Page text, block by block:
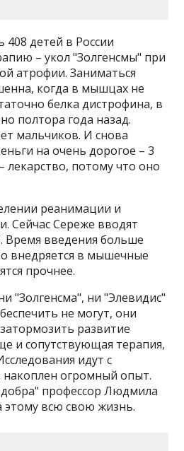
детей в России
– укол "Золгенсмы" при
атрофии. Заниматься
когда в мышцах не
белка дистрофина, в
полтора года назад.
мальчиков. И снова
на очень дорогое – 3
лекарство, потому что оно
реанимации и
Сейчас Сереже вводят
Время введения больше
внедряется в мышечные
прочнее.
"Золгенсма", ни "Элевидис"
не могут, они
развитие
и сопутствующая терапия,
идут с
накоплен огромный опыт.
профессор Людмила
этому всю свою жизнь.